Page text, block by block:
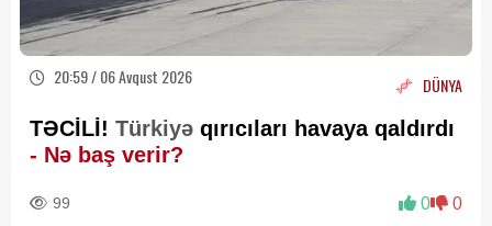
20:59 / 06 Avqust 2026 DÜNYA
TƏCİLİ! Türkiyə qırıcıları havaya qaldırdı
- Nə baş verir?
99 0 0